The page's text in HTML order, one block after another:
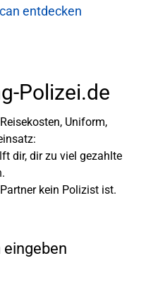
entdecken
Polizei.de
Uniform,
dir, dir zu viel gezahlte
kein Polizist ist.